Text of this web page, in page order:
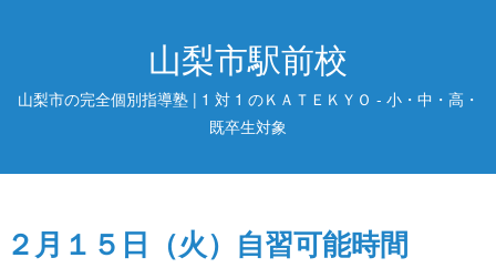
山梨市駅前校
山梨市の完全個別指導塾 | 1 対 1 のＫＡＴＥＫＹＯ - 小・中・高・
既卒生対象
２月１５日（火）自習可能時間